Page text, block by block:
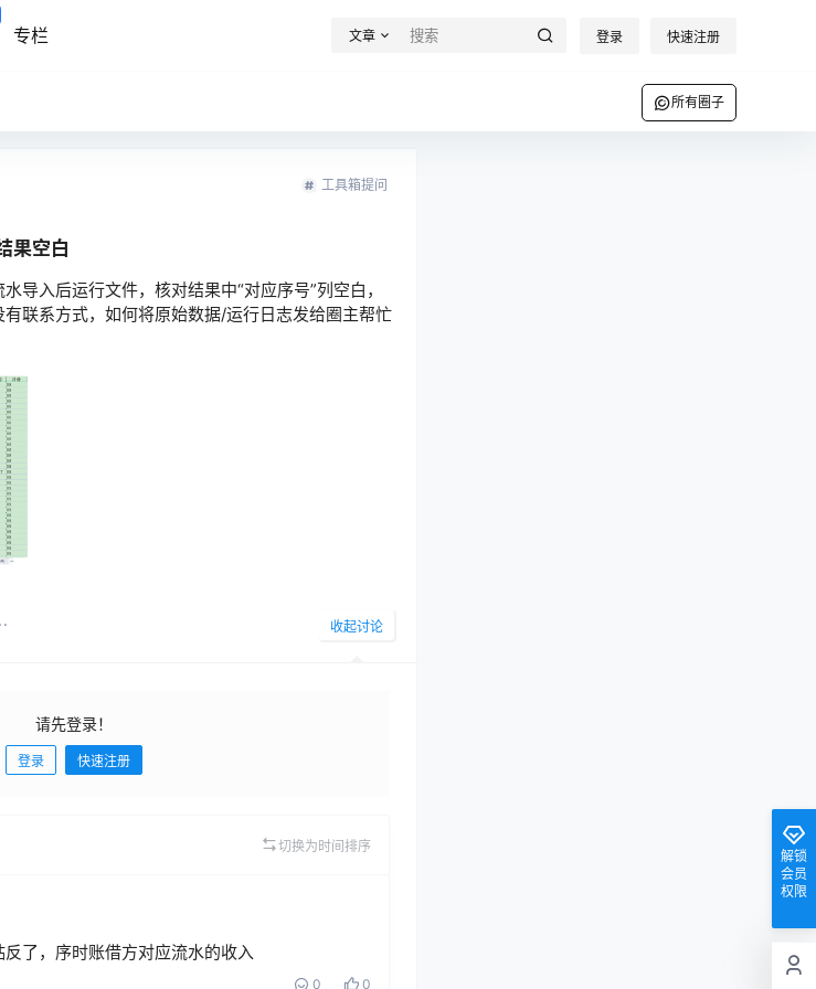
专栏 文章 登录 快速注册
所有圈子
工具箱提问
果空白
导入后运行文件，核对结果中“对应序号”列空白，
联系方式，如何将原始数据/运行日志发给圈主帮忙
收起讨论
请先登录！
登录 快速注册
切换为时间排序
了，序时账借方对应流水的收入
0 0
解锁
会员
权限